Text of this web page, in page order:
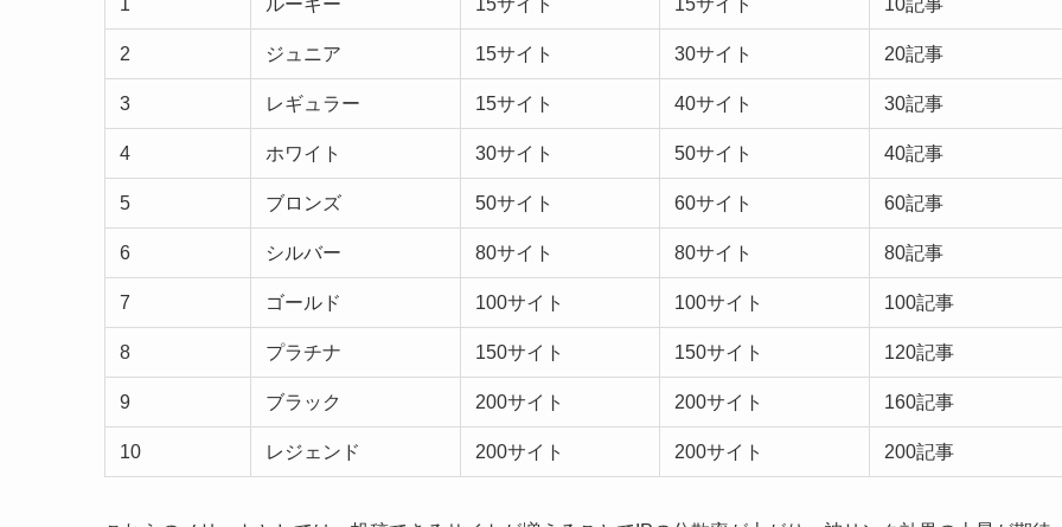
1 ルーキー 15サイト 15サイト 10記事
2 ジュニア 15サイト 30サイト 20記事
3 レギュラー 15サイト 40サイト 30記事
4 ホワイト 30サイト 50サイト 40記事
5 ブロンズ 50サイト 60サイト 60記事
6 シルバー 80サイト 80サイト 80記事
7 ゴールド 100サイト 100サイト 100記事
8 プラチナ 150サイト 150サイト 120記事
9 ブラック 200サイト 200サイト 160記事
10 レジェンド 200サイト 200サイト 200記事